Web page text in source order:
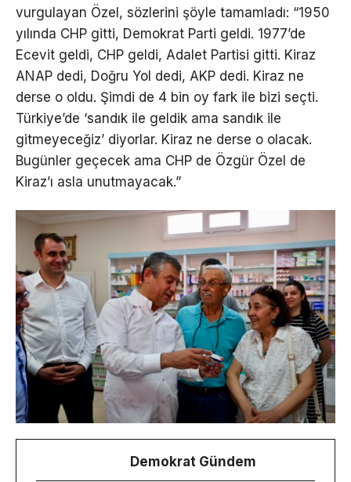
vurgulayan Özel, sözlerini şöyle tamamladı: “1950
yılında CHP gitti, Demokrat Parti geldi. 1977’de
Ecevit geldi, CHP geldi, Adalet Partisi gitti. Kiraz
ANAP dedi, Doğru Yol dedi, AKP dedi. Kiraz ne
derse o oldu. Şimdi de 4 bin oy fark ile bizi seçti.
Türkiye’de ‘sandık ile geldik ama sandık ile
gitmeyeceğiz’ diyorlar. Kiraz ne derse o olacak.
Bugünler geçecek ama CHP de Özgür Özel de
Kiraz’ı asla unutmayacak.”
Demokrat Gündem